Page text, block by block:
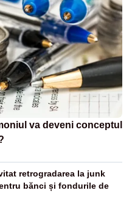
va deveni conceptul
retrogradarea la junk
bănci și fondurile de